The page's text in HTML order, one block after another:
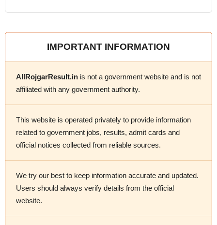
IMPORTANT INFORMATION
AllRojgarResult.in is not a government website and is not
affiliated with any government authority.
This website is operated privately to provide information
related to government jobs, results, admit cards and
official notices collected from reliable sources.
We try our best to keep information accurate and updated.
Users should always verify details from the official
website.